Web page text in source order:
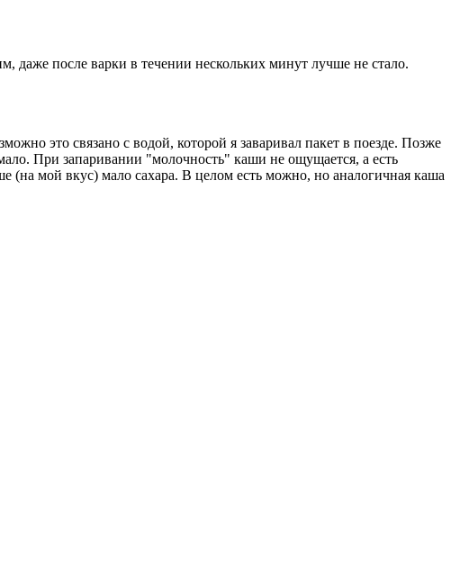
даже после варки в течении нескольких минут лучше не стало.
это связано с водой, которой я заваривал пакет в поезде. Позже
При запаривании "молочность" каши не ощущается, а есть
мой вкус) мало сахара. В целом есть можно, но аналогичная каша